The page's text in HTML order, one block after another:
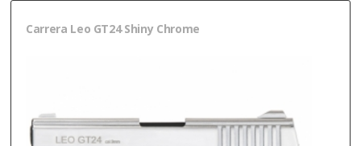
Carrera Leo GT24 Shiny Chrome